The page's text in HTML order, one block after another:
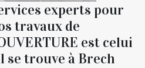
experts pour
travaux de
est celui
se trouve à Brech